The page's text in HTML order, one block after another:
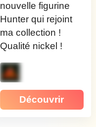
nouvelle figurine
Hunter qui rejoint
ma collection !
Qualité nickel !
Découvrir